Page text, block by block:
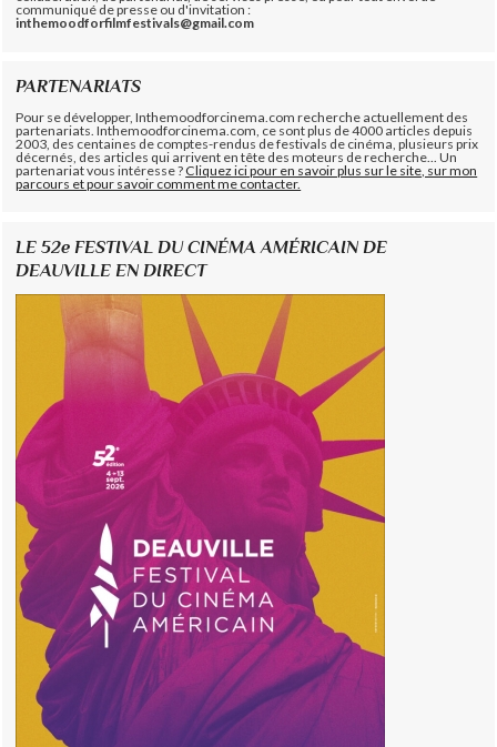
communiqué de presse ou d'invitation :
inthemoodforfilmfestivals@gmail.com
PARTENARIATS
Pour se développer, Inthemoodforcinema.com recherche actuellement des
partenariats. Inthemoodforcinema.com, ce sont plus de 4000 articles depuis
2003, des centaines de comptes-rendus de festivals de cinéma, plusieurs prix
décernés, des articles qui arrivent en tête des moteurs de recherche... Un
partenariat vous intéresse ?Cliquez ici pour en savoir plus sur le site, sur mon
parcours et pour savoir comment me contacter.
LE 52e FESTIVAL DU CINÉMA AMÉRICAIN DE
DEAUVILLE EN DIRECT